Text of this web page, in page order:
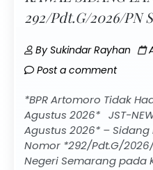
292/Pdt.G/2026/PN
BySukindar Rayhan
Post a comment
*BPR Artomoro Tidak
Agustus 2026* JST-
Agustus 2026* –
Nomor *292/Pdt.G/
Negeri Semarang pada